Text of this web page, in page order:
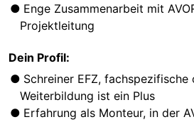
Enge Zusammenarbeit mit
Projektleitung
Dein Profil:
Schreiner EFZ,
Weiterbildung ist ein Plus
Erfahrung als Monteur, in der